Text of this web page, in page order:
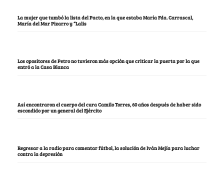
La mujer que tumbó la lista del Pacto, en la que estaba María Fda. Carrascal,
María del Mar Pizarro y “Lalis
Los opositores de Petro no tuvieron más opción que criticar la puerta por la que
entró a la Casa Blanca
Así encontraron el cuerpo del cura Camilo Torres, 60 años después de haber sido
escondido por un general del Ejército
Regresar a la radio para comentar fútbol, la solución de Iván Mejía para luchar
contra la depresión